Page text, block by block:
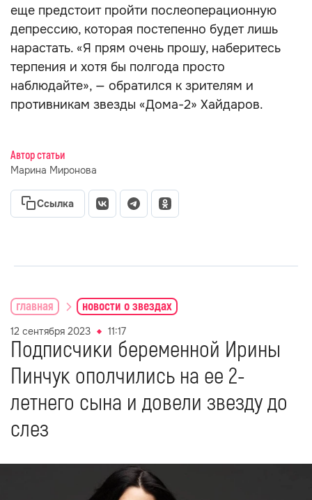
еще предстоит пройти послеоперационную
депрессию, которая постепенно будет лишь
нарастать. «Я прям очень прошу, наберитесь
терпения и хотя бы полгода просто
наблюдайте», — обратился к зрителям и
противникам звезды «Дома-2» Хайдаров.
Автор статьи
Марина Миронова
Ссылка
главная новости о звездах
12 сентября 2023 11:17
Подписчики беременной Ирины
Пинчук ополчились на ее 2-
летнего сына и довели звезду до
слез